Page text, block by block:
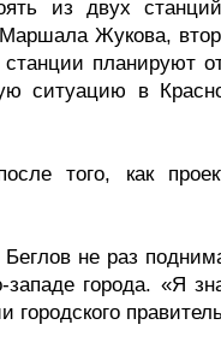
из двух
Жукова,
планируют
ситуацию в
того, как
не раз
западе города. «Я